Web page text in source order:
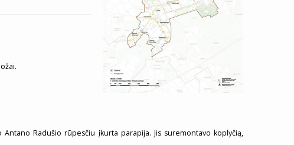
Radušio rūpesčiu įkurta parapija. Jis suremontavo koplyčią,